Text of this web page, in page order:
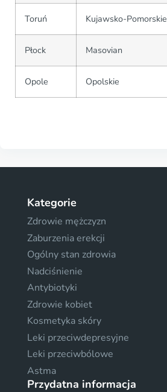
Toruń Kujawsko-Pomorskie
Płock Masovian
Opole Opolskie
Kategorie
Zdrowie mężczyzn
Zaburzenia erekcji
Ogólny stan zdrowia
Nadciśnienie
Antybiotyki
Zdrowie kobiet
Kosmetyka skóry
Leki przeciwdepresyjne
Leki przeciwbólowe
Astma
Przydatna informacja